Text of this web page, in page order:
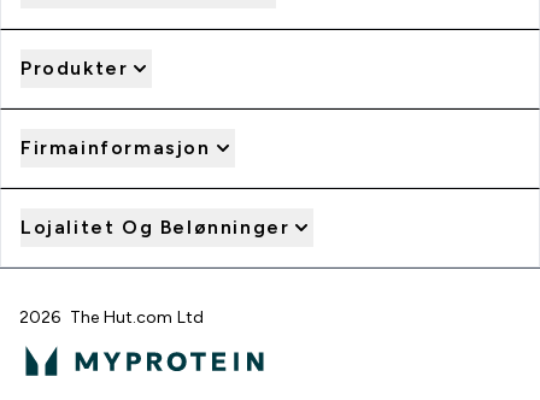
Produkter
Firmainformasjon
Lojalitet Og Belønninger
2026 The Hut.com Ltd